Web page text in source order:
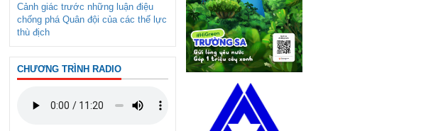
Cảnh giác trước những luận điệu
chống phá Quân đội của các thế lực
thù địch
CHƯƠNG TRÌNH RADIO